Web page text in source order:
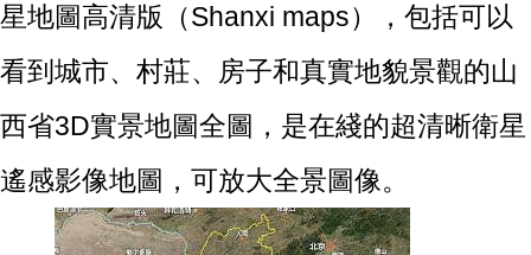
星地圖高清版（Shanxi maps），包括可以
看到城市、村莊、房子和真實地貌景觀的山
西省3D實景地圖全圖，是在綫的超清晰衛星
遙感影像地圖，可放大全景圖像。